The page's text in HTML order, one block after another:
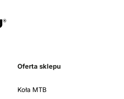
Oferta sklepu
Koła MTB